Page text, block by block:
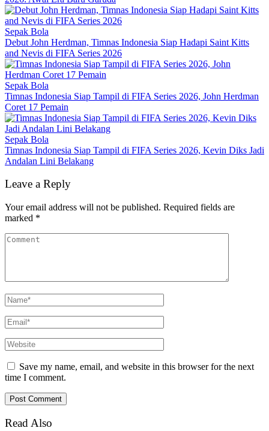
Sepak Bola
Debut John Herdman, Timnas Indonesia Siap Hadapi Saint Kitts
and Nevis di FIFA Series 2026
Sepak Bola
Timnas Indonesia Siap Tampil di FIFA Series 2026, John Herdman
Coret 17 Pemain
Sepak Bola
Timnas Indonesia Siap Tampil di FIFA Series 2026, Kevin Diks Jadi
Andalan Lini Belakang
Leave a Reply
Your email address will not be published. Required fields are
marked *
Save my name, email, and website in this browser for the next
time I comment.
Read Also